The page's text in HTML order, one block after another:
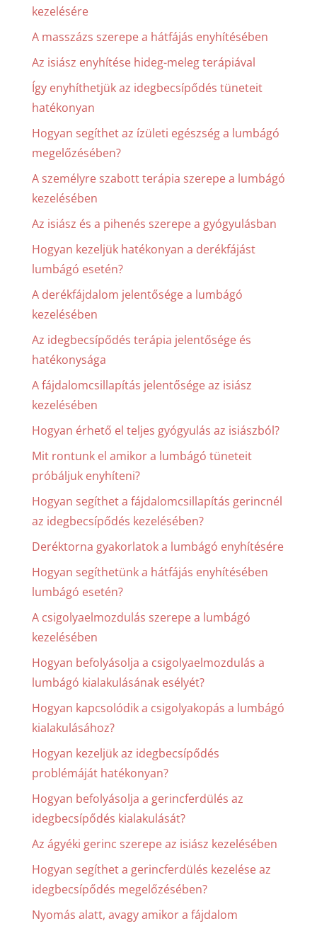
kezelésére
A masszázs szerepe a hátfájás enyhítésében
Az isiász enyhítése hideg-meleg terápiával
Így enyhíthetjük az idegbecsípődés tüneteit
hatékonyan
Hogyan segíthet az ízületi egészség a lumbágó
megelőzésében?
A személyre szabott terápia szerepe a lumbágó
kezelésében
Az isiász és a pihenés szerepe a gyógyulásban
Hogyan kezeljük hatékonyan a derékfájást
lumbágó esetén?
A derékfájdalom jelentősége a lumbágó
kezelésében
Az idegbecsípődés terápia jelentősége és
hatékonysága
A fájdalomcsillapítás jelentősége az isiász
kezelésében
Hogyan érhető el teljes gyógyulás az isiászból?
Mit rontunk el amikor a lumbágó tüneteit
próbáljuk enyhíteni?
Hogyan segíthet a fájdalomcsillapítás gerincnél
az idegbecsípődés kezelésében?
Deréktorna gyakorlatok a lumbágó enyhítésére
Hogyan segíthetünk a hátfájás enyhítésében
lumbágó esetén?
A csigolyaelmozdulás szerepe a lumbágó
kezelésében
Hogyan befolyásolja a csigolyaelmozdulás a
lumbágó kialakulásának esélyét?
Hogyan kapcsolódik a csigolyakopás a lumbágó
kialakulásához?
Hogyan kezeljük az idegbecsípődés
problémáját hatékonyan?
Hogyan befolyásolja a gerincferdülés az
idegbecsípődés kialakulását?
Az ágyéki gerinc szerepe az isiász kezelésében
Hogyan segíthet a gerincferdülés kezelése az
idegbecsípődés megelőzésében?
Nyomás alatt, avagy amikor a fájdalom